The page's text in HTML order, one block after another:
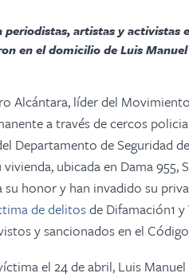
artistas y activistas
en el domicilio de Luis
Alcántara, líder del
a través de cercos
Departamento de Seguridad
ubicada en Dama 955,
su honor y han invadido su
de delitosde Difamación1
y sancionados en el
el 24 de abril, Luis